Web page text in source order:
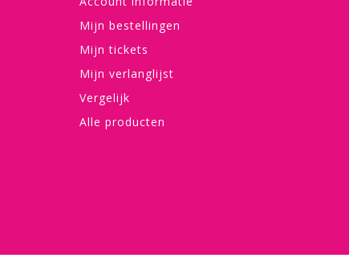
Mijn bestellingen
Mijn tickets
Mijn verlanglijst
Vergelijk
Alle producten